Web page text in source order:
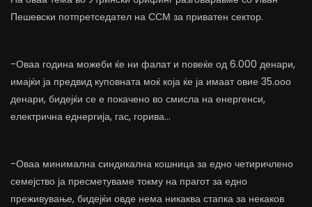
Пешевски потпретседател на ССМ за приватен сектор.
-Оваа година можеби ќе ни фалат и повеќе од 6.000 денари,
имајќи ја предвид куповната моќ која ќе ја имаат овие 35.ооо
денари, бидејќи се е покачено во смисла на енергенси,
електрична еднергија, гас, горива…
-Оваа минимална синдикална кошница за едно четиричлено
семејство ја пресметуваме токму на прагот за едно
преживување, бидејќи овде нема никаква стапка за некаков